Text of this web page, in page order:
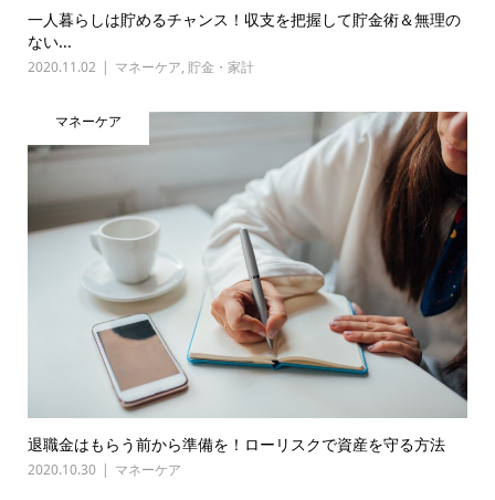
一人暮らしは貯めるチャンス！収支を把握して貯金術＆無理の
ない...
2020.11.02 マネーケア, 貯金・家計
マネーケア
退職金はもらう前から準備を！ローリスクで資産を守る方法
2020.10.30 マネーケア